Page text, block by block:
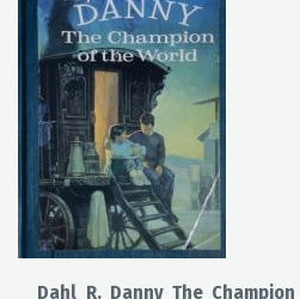
Dahl R. Danny The